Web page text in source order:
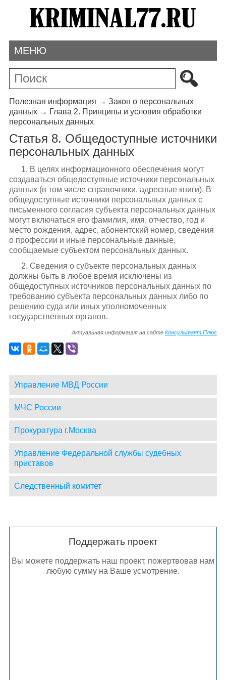
МЕНЮ
Полезная информация → Закон о персональных
данных→ Глава 2. Принципы и условия обработки
персональных данных
Статья 8. Общедоступные источники
персональных данных
1. В целях информационного обеспечения могут
создаваться общедоступные источники персональных
данных (в том числе справочники, адресные книги). В
общедоступные источники персональных данных с
письменного согласия субъекта персональных данных
могут включаться его фамилия, имя, отчество, год и
место рождения, адрес, абонентский номер, сведения
о профессии и иные персональные данные,
сообщаемые субъектом персональных данных.
2. Сведения о субъекте персональных данных
должны быть в любое время исключены из
общедоступных источников персональных данных по
требованию субъекта персональных данных либо по
решению суда или иных уполномоченных
государственных органов.
Актуальная информация на сайтеКонсультант Плюс
Управление МВД России
МЧС России
Прокуратура г.Москва
Управление Федеральной службы судебных
приставов
Следственный комитет
Поддержать проект
Вы можете поддержать наш проект, пожертвовав нам
любую сумму на Ваше усмотрение.